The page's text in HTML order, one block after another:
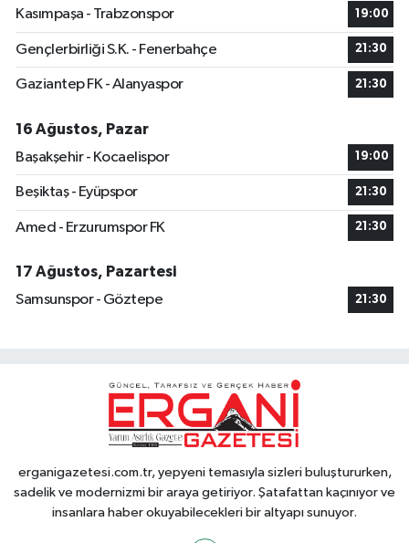
Kasımpaşa - Trabzonspor 19:00
Gençlerbirliği S.K. - Fenerbahçe 21:30
Gaziantep FK - Alanyaspor 21:30
16 Ağustos, Pazar
Başakşehir - Kocaelispor
19:00
Beşiktaş - Eyüpspor 21:30
Amed - Erzurumspor FK 21:30
17 Ağustos, Pazartesi
Samsunspor - Göztepe
21:30
erganigazetesi.com.tr, yepyeni temasıyla sizleri buluştururken,
sadelik ve modernizmi bir araya getiriyor. Şatafattan kaçınıyor ve
insanlara haber okuyabilecekleri bir altyapı sunuyor.